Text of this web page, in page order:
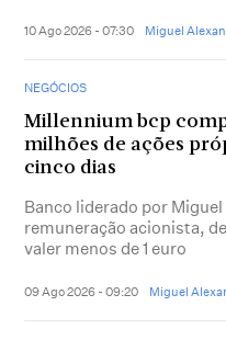
10 Ago 2026 - 07:30 Miguel
NEGÓCIOS
Millennium bcp
milhões de ações
cinco dias
Banco liderado por
remuneração acionista,
valer menos de 1 euro
09 Ago 2026 - 09:20 Miguel